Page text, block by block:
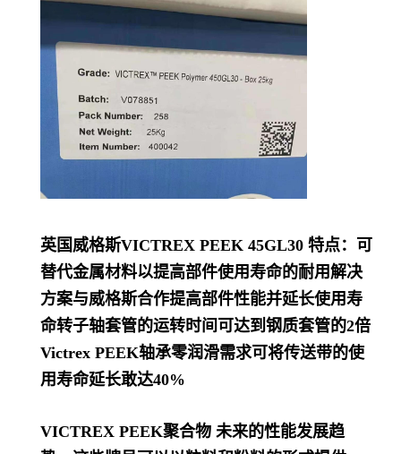
英国威格斯VICTREX PEEK 45GL30 特点：可
替代金属材料以提高部件使用寿命的耐用解决
方案与威格斯合作提高部件性能并延长使用寿
命转子轴套管的运转时间可达到钢质套管的2倍
Victrex PEEK轴承零润滑需求可将传送带的使
用寿命延长敢达40%
VICTREX PEEK聚合物 未来的性能发展趋